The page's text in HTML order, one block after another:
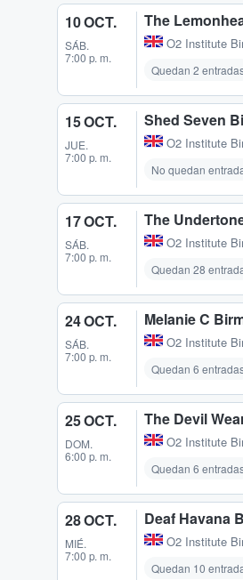
10 OCT.
SÁB.
7:00 p. m.
The
O2 Institute
Quedan 2
15 OCT.
JUE.
7:00 p. m.
Shed Seven
O2 Institute
No quedan
17 OCT.
SÁB.
7:00 p. m.
The
O2 Institute
Quedan 28
24 OCT.
SÁB.
7:00 p. m.
Melanie C
O2 Institute
Quedan 6
25 OCT.
DOM.
6:00 p. m.
The Devil
O2 Institute
Quedan 6
28 OCT.
MIÉ.
7:00 p. m.
Deaf Havana
O2 Institute
Quedan 10